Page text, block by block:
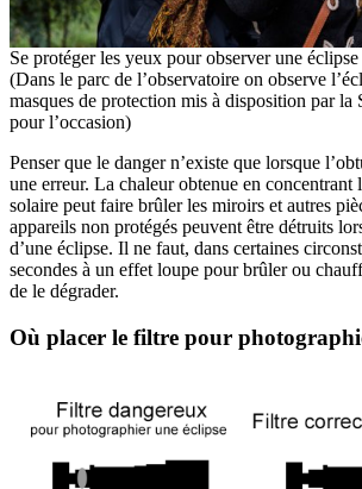
Se protéger les yeux pour observer une éclipse
(Dans le parc de l’observatoire on observe
masques de protection mis à disposition par la
pour l’occasion)
Penser que le danger n’existe que lorsque
une erreur. La chaleur obtenue en concentrant
solaire peut faire brûler les miroirs et autres
appareils non protégés peuvent être détruits
d’une éclipse. Il ne faut, dans certaines
secondes à un effet loupe pour brûler ou
de le dégrader.
Où placer le filtre pour